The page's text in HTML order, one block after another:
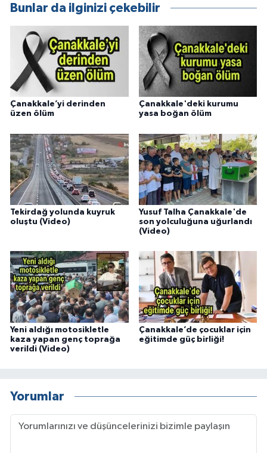
Bunlar da ilginizi çekebilir
Çanakkale’yi derinden
üzen ölüm
Çanakkale'deki kurumu
yasa boğan ölüm
Tekirdağ yolunda kuyruk
oluştu (Video)
Yusuf Talha Çanakkale'de
son yolculuğuna uğurlandı
(Video)
Yeni aldığı motosikletle
kaza yapan genç toprağa
verildi (Video)
Çanakkale’de çocuklar için
eğitimde güç birliği!
Yorumlar